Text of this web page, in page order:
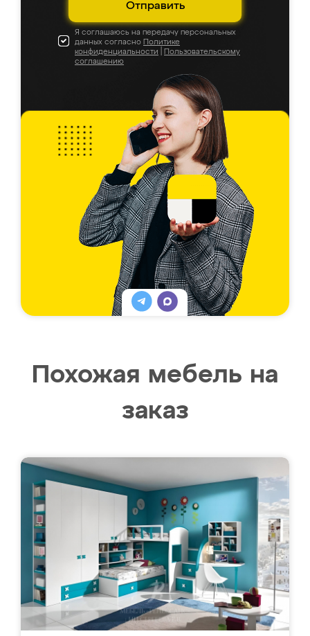
Отправить
Я соглашаюсь на передачу персональных
данных согласно Политике
конфиденциальности
Пользовательскому
соглашению
Похожая мебель на
заказ